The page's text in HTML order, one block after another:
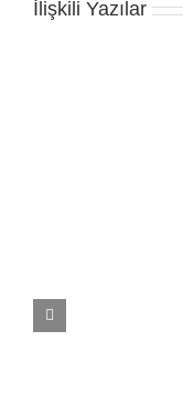
İlişkili Yazılar